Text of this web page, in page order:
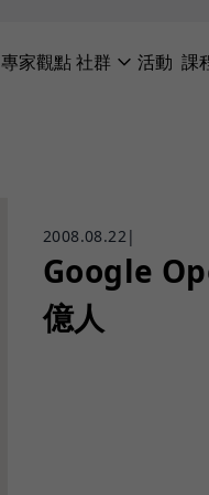
專家觀點社群 活動 課
2008.08.22|
Google
億人